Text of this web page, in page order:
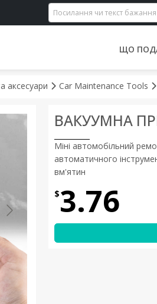
ЩО
аксесуари Car Maintenance Tools
ВАКУУМНА
Міні автомобільний
автоматичного
вм'ятин
$3.76